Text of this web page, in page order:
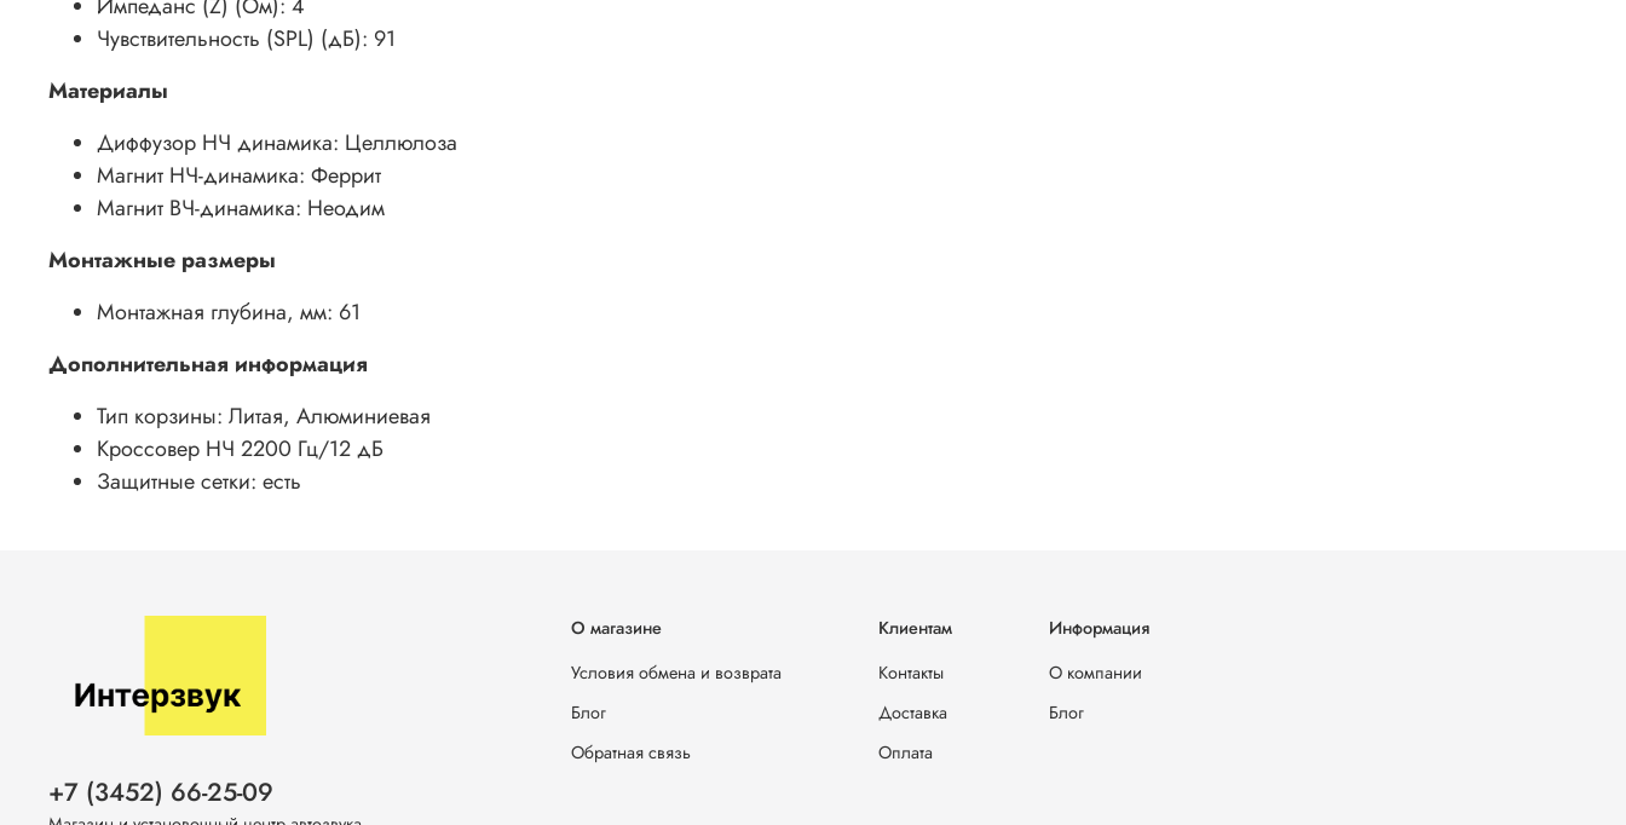
Чувствительность (SPL) (дБ): 91
Материалы
Диффузор НЧ динамика: Целлюлоза
Магнит НЧ-динамика: Феррит
Магнит ВЧ-динамика: Неодим
Монтажные размеры
Монтажная глубина, мм: 61
Дополнительная информация
Тип корзины: Литая, Алюминиевая
Кроссовер НЧ 2200 Гц/12 дБ
Защитные сетки: есть
О магазине
Условия обмена и возврата
Блог
Обратная связь
Клиентам
Контакты
Доставка
Оплата
Информация
О компании
Блог
+7 (3452) 66-25-09